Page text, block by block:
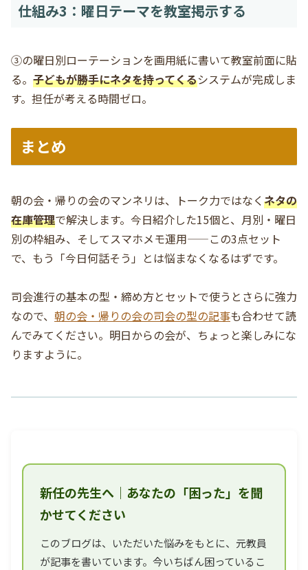
仕組み3：曜日テーマを教室掲示する
③の曜日別ローテーションを画用紙に書いて教室前面に貼
る。 子どもが勝手にネタを持ってくるシステムが完成しま
す。担任が考える時間ゼロ。
まとめ
朝の会・帰りの会のマンネリは、トーク力ではなく ネタの
在庫管理で解決します。今日紹介した15個と、月別・曜日
別の枠組み、そしてスマホメモ運用——この3点セット
で、もう「今日何話そう」とは悩まなくなるはずです。
司会進行の基本の型・締め方とセットで使うとさらに強力
なので、 朝の会・帰りの会の司会の型の記事も合わせて読
んでみてください。明日からの会が、ちょっと楽しみにな
りますように。
新任の先生へ｜あなたの「困った」を聞
かせてください
このブログは、いただいた悩みをもとに、元教員
が記事を書いています。今いちばん困っているこ